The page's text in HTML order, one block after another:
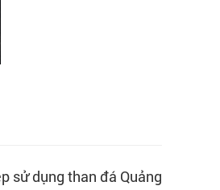
sử dụng than đá Quảng